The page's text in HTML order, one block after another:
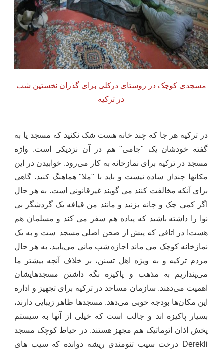
مسجدی کوچک در روستای درکلی برای گذران نخستین شب
در ترکیه
در ترکیه هر جا که چند خانه هست شک نکنید که مسجد یا به
گفته خودشان یک "جامی" هم در آن نزدیکی است. واژه
مسجد در ترکیه برای نمازخانه به کار می‌رود. خوابیدن در این
مکانها چندان ساده نیست و باید با "ملا" هماهنگ کنید. گاهی
برای آنکه مخالفت کنند می گویند غیرقانونی است. به هر حال
اگر کمی چک و چانه بزنید و مانند من قیافه یک گردشگر بی
نوا را داشته باشید که پیاده هم سفر می کند و مسلمان هم
هست! در اتاقی که پیش از صحن اصلی مسجد است و به یک
نمازخانه کوچک می ماند اجازه شب مانی می‌‌یابید. به هر حال
مردم ترکیه و به ویژه اهل تسنن، بر خلاف آنچه بیشتر ما
می‌پنداریم به مذهب و پاکیزه نگه داشتن مسجدهایشان
اهمیت می‌دهند. سازمان مساجد در ترکیه برای تجهیز و اداره
این مکان‌ها بودجه خوبی می‌دهد. مسجدها ظاهر زیبایی دارند،
بسیار پاکیزه اند و جالب است که خیلی از آنها به سیستم
پخش اذان اتوماتیک هم مجهز هستند. در حیاط کوچک مسجد
Derekli درخت سیب تنومندی ریشه دوانده که سیب های